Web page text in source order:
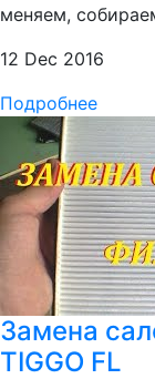
меняем,
12 Dec 2016
Подробнее
Замена
TIGGO FL